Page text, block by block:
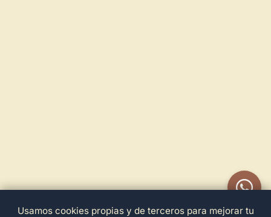
Usamos cookies propias y de terceros para mejorar tu